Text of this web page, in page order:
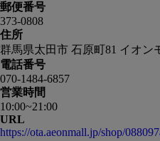
郵便番号
373-0808
住所
群馬県太田市 石原町81 イオン
電話番号
070-1484-6857
営業時間
10:00~21:00
URL
https://ota.aeonmall.jp/shop/